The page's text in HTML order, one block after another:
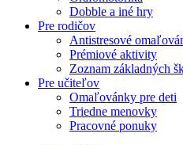
Dobble a iné hry
Pre rodičov
Antistresové
Prémiové aktivity
Zoznam základných
Pre učiteľov
Omaľovánky pre deti
Triedne menovky
Pracovné ponuky